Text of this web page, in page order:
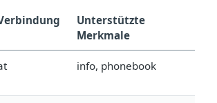
Unterstützte
Merkmale
info, phonebook